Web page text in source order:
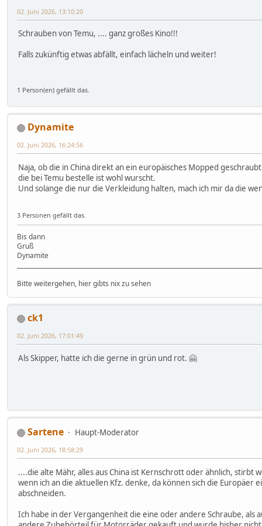
02. Juni 2026, 13:10:20
Schrauben von Temu, .... ganz großes Kino!!!
Falls zukünftig etwas abfällt, einfach lächeln und weiter!
1 Person(en) gefällt das.
Dynamite
02. Juni 2026, 16:24:56
Naja, ob die in China direkt an ein europäisches Mopped
die bei Temu bestelle ist wohl wurscht.
Und solange die nur die Verkleidung halten, mach ich mir da die
3 Personen gefällt das.
Bis dann
Gruß
Dynamite
Bitte weitergehen, hier gibts nix zu sehen
ck1
02. Juni 2026, 17:01:49
Als Skipper, hatte ich die gerne in grün und rot. 🤗
Sartene Haupt-Moderator
02. Juni 2026, 18:58:29
....die alte Mähr, alles aus China ist Kernschrott oder ähnlich, stirbt
wenn ich an die aktuellen Kfz. denke, da können sich die Europäer
abschneiden.
Ich habe in der Vergangenheit die eine oder andere Schraube, als